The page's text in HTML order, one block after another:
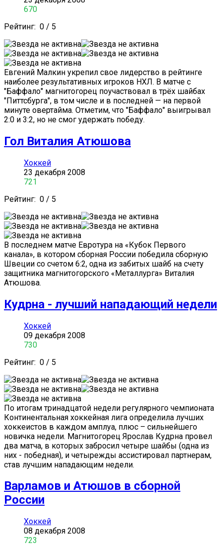
670
Рейтинг: 0 / 5
Евгений Малкин укрепил свое лидерство в рейтинге
наиболее результативных игроков НХЛ. В матче с
"Баффало" магнитогорец поучаствовал в трёх шайбах
"Питтсбурга", в том числе и в последней — на первой
минуте овертайма. Отметим, что "Баффало" выигрывал
2:0 и 3:2, но не смог удержать победу.
Гол Виталия Атюшова
Хоккей
23 декабря 2008
721
Рейтинг: 0 / 5
В последнем матче Евротура на «Кубок Первого
канала», в котором сборная России победила сборную
Швеции со счетом 6:2, одна из забитых шайб на счету
защитника магнитогорского «Металлурга» Виталия
Атюшова.
Кудрна - лучший нападающий недели
Хоккей
09 декабря 2008
730
Рейтинг: 0 / 5
По итогам тринадцатой недели регулярного чемпионата
Континентальная хоккейная лига определила лучших
хоккеистов в каждом амплуа, плюс – сильнейшего
новичка недели. Магнитогорец Ярослав Кудрна провел
два матча, в которых забросил четыре шайбы (одна из
них - победная), и четырежды ассистировал партнерам,
став лучшим нападающим недели.
Варламов и Атюшов в сборной
России
Хоккей
08 декабря 2008
723